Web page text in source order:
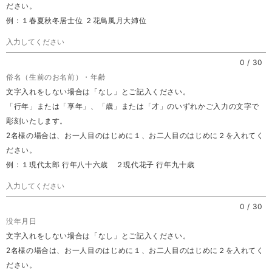
ださい。
例：１春夏秋冬居士位 ２花鳥風月大姉位
0 / 30
俗名（生前のお名前）・年齢
文字入れをしない場合は「なし」とご記入ください。
「行年」または「享年」、「歳」または「才」のいずれかご入力の文字で
彫刻いたします。
2名様の場合は、お一人目のはじめに１、お二人目のはじめに２を入れてく
ださい。
例：１現代太郎 行年八十六歳 ２現代花子 行年九十歳
0 / 30
没年月日
文字入れをしない場合は「なし」とご記入ください。
2名様の場合は、お一人目のはじめに１、お二人目のはじめに２を入れてく
ださい。